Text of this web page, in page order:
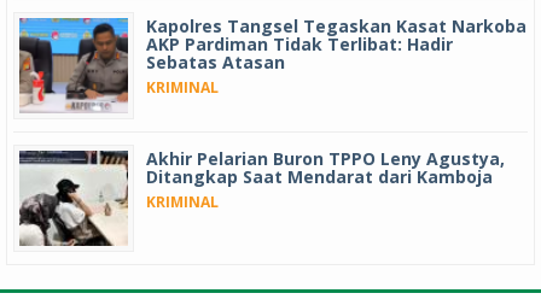
Kapolres Tangsel Tegaskan Kasat Narkoba
AKP Pardiman Tidak Terlibat: Hadir
Sebatas Atasan
KRIMINAL
Akhir Pelarian Buron TPPO Leny Agustya,
Ditangkap Saat Mendarat dari Kamboja
KRIMINAL